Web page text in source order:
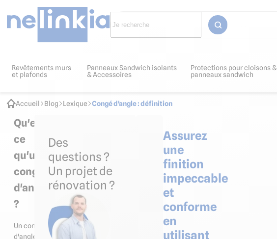
Revêtements murs
et plafonds
Panneaux Sandwich isolants
& Accessoires
Protections pour cloisons &
panneaux sandwich
Accueil Blog Lexique Congé d'angle : définition
Qu'est-
ce
qu'un
congé
d'angle
?
Un congé
d'angle est
Des
questions ?
Un projet de
rénovation ?
Assurez
une
finition
impeccable
et
conforme
en
utilisant